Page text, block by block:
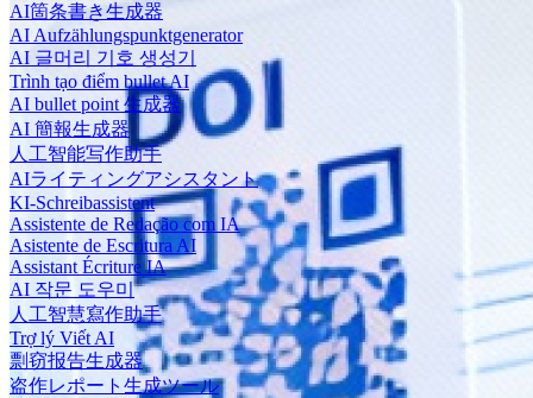
AI箇条書き生成器
AI Aufzählungspunktgenerator
AI 글머리 기호 생성기
Trình tạo điểm bullet AI
AI bullet point 生成器
AI 簡報生成器
人工智能写作助手
AIライティングアシスタント
KI-Schreibassistent
Assistente de Redação com IA
Asistente de Escritura AI
Assistant Écriture IA
AI 작문 도우미
人工智慧寫作助手
Trợ lý Viết AI
剽窃报告生成器
盗作レポート生成ツール